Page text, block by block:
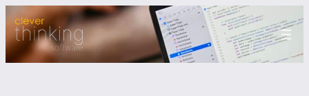
Aller
au
contenu